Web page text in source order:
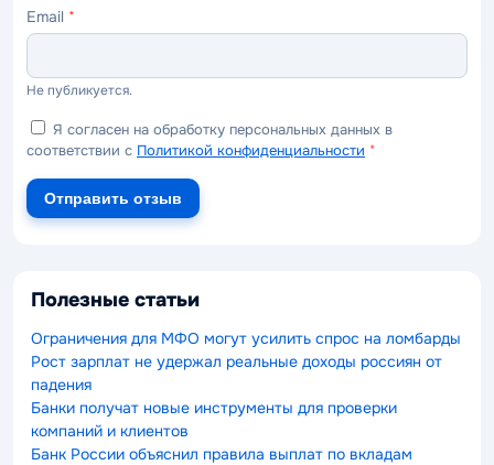
Email *
Не публикуется.
Я согласен на обработку персональных данных в
соответствии с Политикой конфиденциальности *
Отправить отзыв
Полезные статьи
Ограничения для МФО могут усилить спрос на ломбарды
Рост зарплат не удержал реальные доходы россиян от
падения
Банки получат новые инструменты для проверки
компаний и клиентов
Банк России объяснил правила выплат по вкладам